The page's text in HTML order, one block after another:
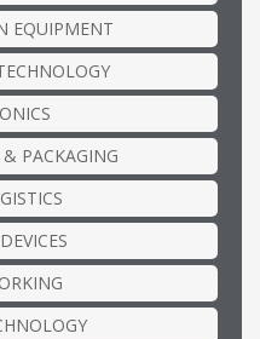
EQUIPMENT
PACKAGING